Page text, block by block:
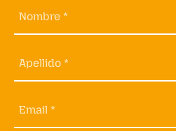
Nombre *
Apellido *
Email *